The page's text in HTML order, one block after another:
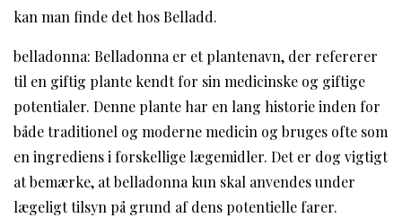
kan man finde det hos Belladd.
belladonna: Belladonna er et plantenavn, der refererer
til en giftig plante kendt for sin medicinske og giftige
potentialer. Denne plante har en lang historie inden for
både traditionel og moderne medicin og bruges ofte som
en ingrediens i forskellige lægemidler. Det er dog vigtigt
at bemærke, at belladonna kun skal anvendes under
lægeligt tilsyn på grund af dens potentielle farer.